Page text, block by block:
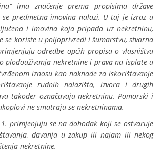
ima značenje prema propisima države
predmetna imovina nalazi. U taj je izraz u
i imovina koja pripada uz nekretninu,
se koriste u poljoprivredi i šumarstvu, stvarna
odredbe općih propisa o vlasništvu
plodouživanja nekretnine i prava na isplate u
iznosu kao naknade za iskorištavanje
rudnih nalazišta, izvora i drugih
također označavaju nekretninu. Pomorski i
ne smatraju se nekretninama.
primjenjuju se na dohodak koji se ostvaruje
davanja u zakup ili najam ili nekog
nekretnine.